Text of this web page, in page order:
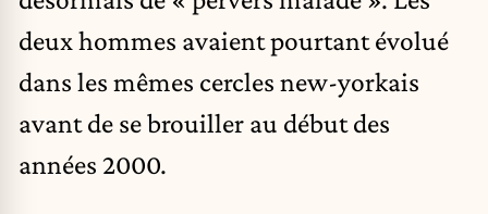
deux hommes avaient pourtant évolué
dans les mêmes cercles new-yorkais
avant de se brouiller au début des
années 2000.